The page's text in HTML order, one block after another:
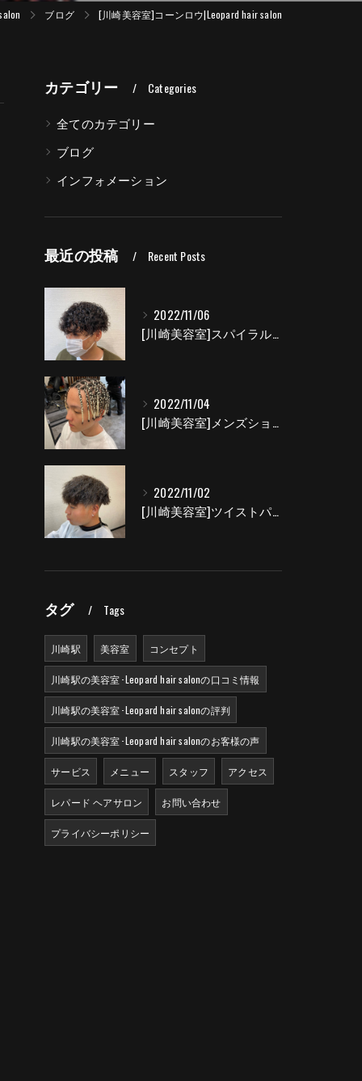
ブログ [川崎美容室]コーンロウ|Leopard hair salon
カテゴリー Categories
全てのカテゴリー
ブログ
インフォメーション
最近の投稿 Recent Posts
2022/11/06
[川崎美容室]スパイラルパーマ|Leopard hair salon
2022/11/04
[川崎美容室]メンズショートブレイズ|Leopard hair salon
2022/11/02
[川崎美容室]ツイストパーマ|Leopard hair salon
タグ Tags
川崎駅 美容室 コンセプト
川崎駅の美容室･Leopard hair salonの口コミ情報
川崎駅の美容室･Leopard hair salonの評判
川崎駅の美容室･Leopard hair salonのお客様の声
サービス メニュー スタッフ アクセス
レパード ヘアサロン お問い合わせ
プライバシーポリシー